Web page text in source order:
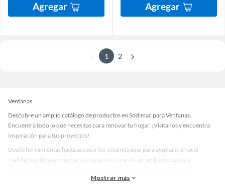
Agregar Agregar
1 2
Ventanas
Descubre un amplio catálogo de productos en Sodimac para Ventanas.
Encuentra todo lo que necesitas para renovar tu hogar. ¡Visítanos y encuentra
inspiración para tus proyectos!
Desde herramientas hasta accesorios, estamos aquí para ayudarte a hacer
realidad tus ideas y renovar tus espacios, creando un ambiente único y
accesorios de calidad que te ayudarán a crear un espacio más tú.
Mostrar más